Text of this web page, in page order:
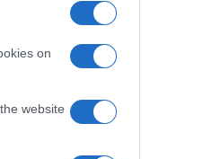
on
website